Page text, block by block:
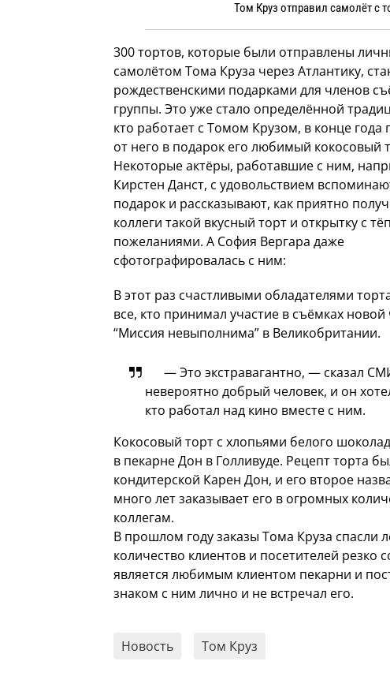
Том Круз отправил самолёт с
300 тортов, которые были отправлены
самолётом Тома Круза через Атлантику,
рождественскими подарками для членов
группы. Это уже стало определённой
кто работает с Томом Крузом, в конце года
от него в подарок его любимый кокосовый
Некоторые актёры, работавшие с ним,
Кирстен Данст, с удовольствием
подарок и рассказывают, как приятно
коллеги такой вкусный торт и открытку с
пожеланиями. А София Вергара даже
сфотографировалась с ним:
В этот раз счастливыми обладателями
все, кто принимал участие в съёмках новой
“Миссия невыполнима” в Великобритании.
— Это экстравагантно, — сказал
невероятно добрый человек, и он
кто работал над кино вместе с ним.
Кокосовый торт с хлопьями белого
в пекарне Дон в Голливуде. Рецепт торта
кондитерской Карен Дон, и его второе
много лет заказывает его в огромных
коллегам.
В прошлом году заказы Тома Круза спасли
количество клиентов и посетителей резко
является любимым клиентом пекарни и
знаком с ним лично и не встречал его.
Новость Том Круз